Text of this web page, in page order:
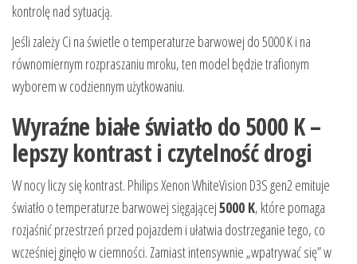
kontrolę nad sytuacją.
Jeśli zależy Ci na świetle o temperaturze barwowej do 5000 K i na
równomiernym rozpraszaniu mroku, ten model będzie trafionym
wyborem w codziennym użytkowaniu.
Wyraźne białe światło do 5000 K –
lepszy kontrast i czytelność drogi
W nocy liczy się kontrast. Philips Xenon WhiteVision D3S gen2 emituje
światło o temperaturze barwowej sięgającej5000 K, które pomaga
rozjaśnić przestrzeń przed pojazdem i ułatwia dostrzeganie tego, co
wcześniej ginęło w ciemności. Zamiast intensywnie „wpatrywać się” w